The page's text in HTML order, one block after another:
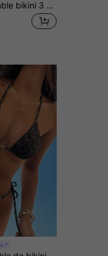
Bonvoyette Ensemble bikini 3 pièces en tissu texturé sexy et mode pour femmes, printemps/été